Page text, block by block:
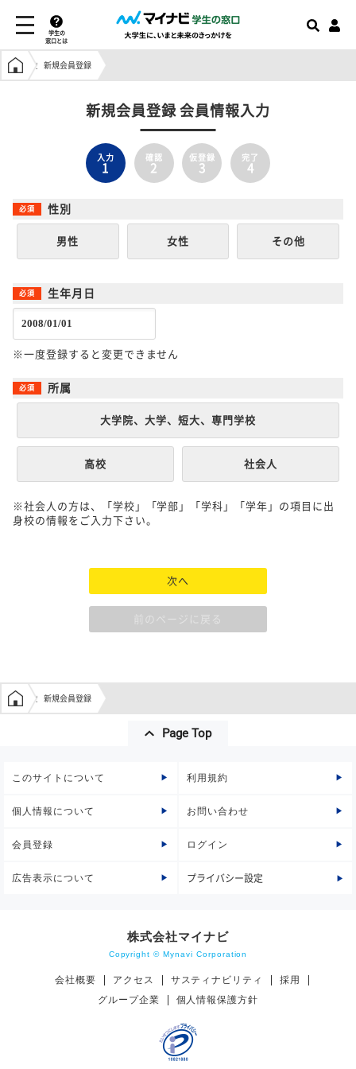
学生の
窓口とは
学生の窓口トップ
新規会員登録
新規会員登録 会員情報入力
入力
1
確認
2
仮登録
3
完了
4
性別
男性 女性 その他
生年月日
※一度登録すると変更できません
所属
大学院、大学、短大、専門学校
高校 社会人
※社会人の方は、「学校」「学部」「学科」「学年」の項目に出
身校の情報をご入力下さい。
次へ
前のページに戻る
学生の窓口トップ
新規会員登録
Page Top
このサイトについて 利用規約
個人情報について お問い合わせ
会員登録 ログイン
広告表示について プライバシー設定
株式会社マイナビ
Copyright © Mynavi Corporation
会社概要 アクセス サスティナビリティ
採用
グループ企業
個人情報保護方針